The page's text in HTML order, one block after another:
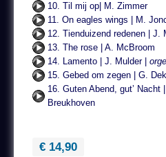
10. Til mij op| M. Zimmer
11. On eagles wings | M.
12. Tienduizend redenen | J.
13. The rose | A. McBroom
14. Lamento | J. Mulder |
15. Gebed om zegen | G.
16. Guten Abend, gut’ Nacht
Breukhoven
€ 14,90